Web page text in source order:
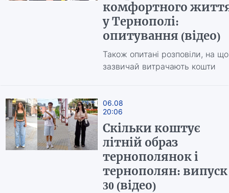
комфортного
у Тернополі:
опитування (відео)
Також опитані розповіли, на що
зазвичай витрачають кошти
06.08
20:06
Скільки коштує
літній образ
тернополянок і
тернополян: випуск
30 (відео)